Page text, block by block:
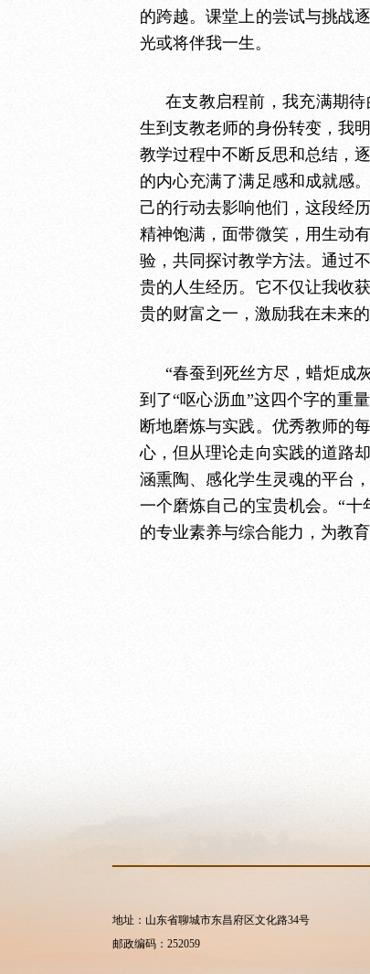
的跨越。课堂上的尝试与挑战
光或将伴我一生。
在支教启程前，我充满期
生到支教老师的身份转变，我
教学过程中不断反思和总结，
的内心充满了满足感和成就感
己的行动去影响他们，这段经
精神饱满，面带微笑，用生动
验，共同探讨教学方法。通过
贵的人生经历。它不仅让我收
贵的财富之一，激励我在未来
“春蚕到死丝方尽，蜡炬成
到了“呕心沥血”这四个字的重
断地磨炼与实践。优秀教师的
心，但从理论走向实践的道路
涵熏陶、感化学生灵魂的平台
一个磨炼自己的宝贵机会。“
的专业素养与综合能力，为教
地址：山东省聊城市东昌府区文化路34号
邮政编码：252059